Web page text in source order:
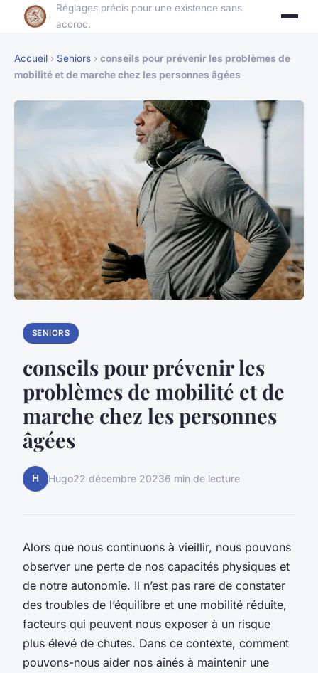
Réglages précis pour une existence sans
accroc.
Accueil › Seniors › conseils pour prévenir les problèmes de
mobilité et de marche chez les personnes âgées
SENIORS
conseils pour prévenir les
problèmes de mobilité et de
marche chez les personnes
âgées
H Hugo22 décembre 20236 min de lecture
Alors que nous continuons à vieillir, nous pouvons
observer une perte de nos capacités physiques et
de notre autonomie. Il n’est pas rare de constater
des troubles de l’équilibre et une mobilité réduite,
facteurs qui peuvent nous exposer à un risque
plus élevé de chutes. Dans ce contexte, comment
pouvons-nous aider nos aînés à maintenir une